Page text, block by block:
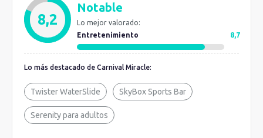
8,2
Notable
Lo mejor valorado:
Entretenimiento
8,7
Lo más destacado de Carnival Miracle:
Twister WaterSlide SkyBox Sports Bar
Serenity para adultos